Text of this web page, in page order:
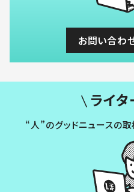
お問い合わ
ライタ
“人”のグッドニュースの